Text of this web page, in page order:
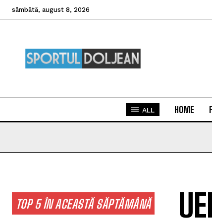
sâmbătă, august 8, 2026
ALL HOME
TOP 5 ÎN ACEASTĂ SĂPTĂMÂNĂ